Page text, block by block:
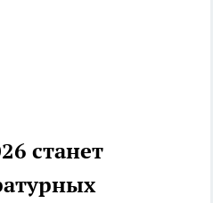
станет